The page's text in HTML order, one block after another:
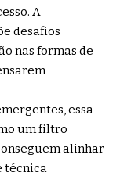
A
desafios
nas formas de
essa
um filtro
alinhar
técnica